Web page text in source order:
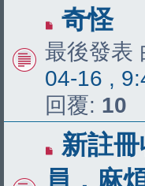
奇怪
最後發表
04-16 ,
回覆: 10
新註
員，麻